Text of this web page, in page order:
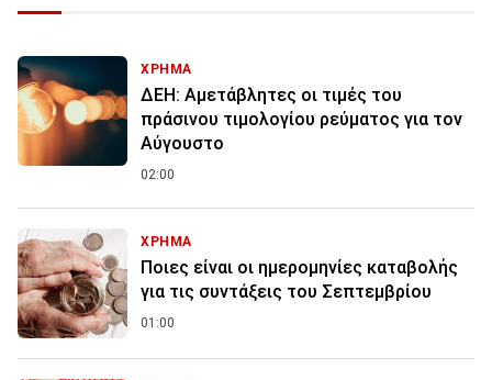
ΧΡΗΜΑ
ΔΕΗ: Αμετάβλητες οι τιμές του
πράσινου τιμολογίου ρεύματος για τον
Αύγουστο
02:00
ΧΡΗΜΑ
Ποιες είναι οι ημερομηνίες καταβολής
για τις συντάξεις του Σεπτεμβρίου
01:00